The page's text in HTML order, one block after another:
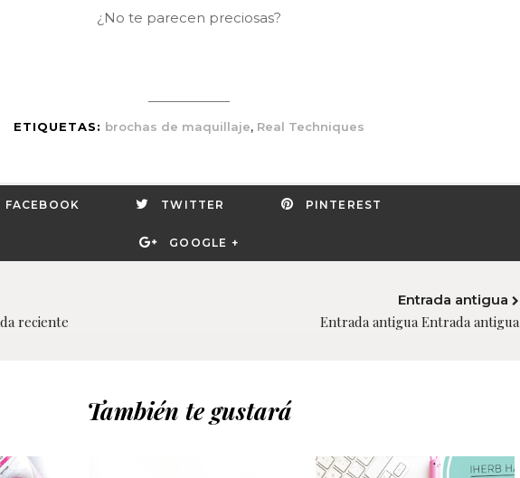
¿No te parecen preciosas?
ETIQUETAS: brochas de maquillaje, Real Techniques
FACEBOOK TWITTER PINTEREST
GOOGLE +
reciente
Entrada antigua
Entrada antigua Entrada antigua
También te gustará